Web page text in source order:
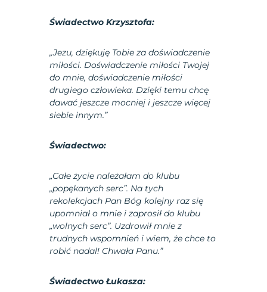
Świadectwo Krzysztofa:
„Jezu, dziękuję Tobie za doświadczenie
miłości. Doświadczenie miłości Twojej
do mnie, doświadczenie miłości
drugiego człowieka. Dzięki temu chcę
dawać jeszcze mocniej i jeszcze więcej
siebie innym.”
Świadectwo:
„Całe życie należałam do klubu
„popękanych serc”. Na tych
rekolekcjach Pan Bóg kolejny raz się
upomniał o mnie i zaprosił do klubu
„wolnych serc”. Uzdrowił mnie z
trudnych wspomnień i wiem, że chce to
robić nadal! Chwała Panu.”
Świadectwo Łukasza: